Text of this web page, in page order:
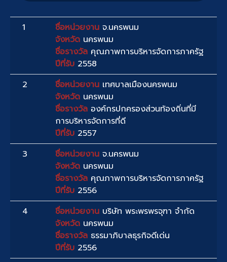
1 ชื่อหน่วยงาน จ.นครพนม
จังหวัด นครพนม
ชื่อรางวัล คุณภาพการบริหารจัดการภาครัฐ
ปีที่รับ 2558
2
ชื่อหน่วยงาน เทศบาลเมืองนครพนม
จังหวัด นครพนม
ชื่อรางวัล องค์กรปกครองส่วนท้องถิ่นที่มี
การบริหารจัดการที่ดี
ปีที่รับ 2557
3
ชื่อหน่วยงาน จ.นครพนม
จังหวัด นครพนม
ชื่อรางวัล คุณภาพการบริหารจัดการภาครัฐ
ปีที่รับ 2556
4
ชื่อหน่วยงาน บริษัท พระพรพรจุฑา จำกัด
จังหวัด นครพนม
ชื่อรางวัล ธรรมาภิบาลธุรกิจดีเด่น
ปีที่รับ 2556